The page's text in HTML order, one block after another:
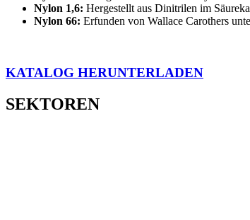
Nylon 1,6: Hergestellt aus Dinitrilen im
Nylon 66: Erfunden von Wallace Carothers
KATALOG HERUNTERLADEN
SEKTOREN